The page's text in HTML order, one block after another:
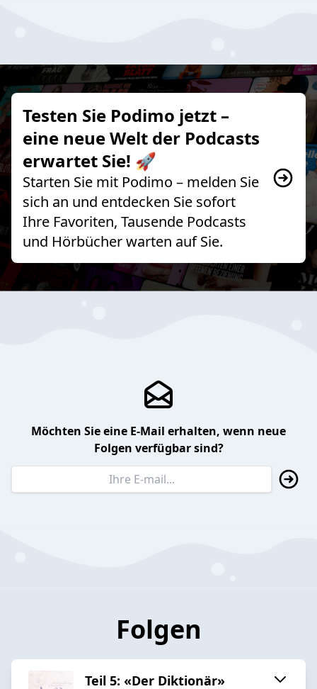
Testen Sie Podimo jetzt –
eine neue Welt der Podcasts
erwartet Sie! 🚀
Starten Sie mit Podimo – melden Sie
sich an und entdecken Sie sofort
Ihre Favoriten, Tausende Podcasts
und Hörbücher warten auf Sie.
Möchten Sie eine E-Mail erhalten, wenn neue
Folgen verfügbar sind?
Folgen
Teil 5: «Der Diktionär»